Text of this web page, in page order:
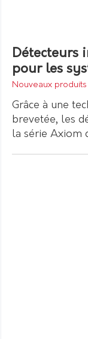
Détecteurs
pour les
Nouveaux produits
Grâce à une
brevetée, les
la série Axiom